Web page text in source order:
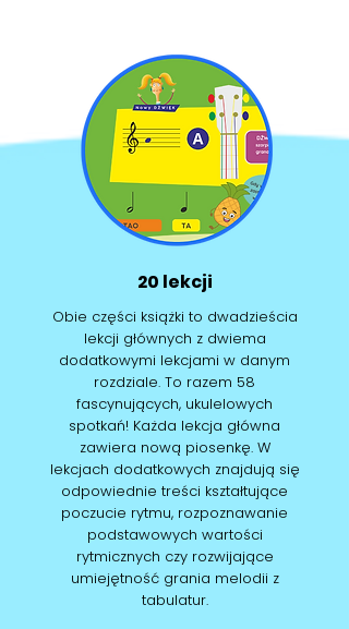
20 lekcji
Obie części książki to dwadzieścia
lekcji głównych z dwiema
dodatkowymi lekcjami w danym
rozdziale. To razem 58
fascynujących, ukulelowych
spotkań! Każda lekcja główna
zawiera nową piosenkę. W
lekcjach dodatkowych znajdują się
odpowiednie treści kształtujące
poczucie rytmu, rozpoznawanie
podstawowych wartości
rytmicznych czy rozwijające
umiejętność grania melodii z
tabulatur.